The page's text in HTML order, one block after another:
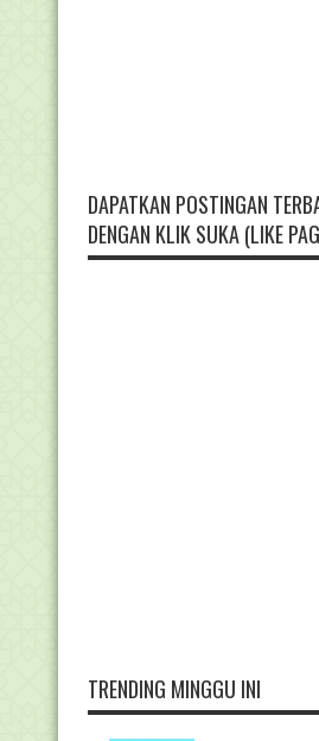
DAPATKAN POSTINGAN
DENGAN KLIK SUKA (LIKE
TRENDING MINGGU INI